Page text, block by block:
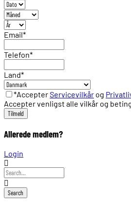
Email*
Telefon*
Land*
*AccepterServicevilkår og
Accepter venligst alle vilkår og
Allerede medlem?
Login